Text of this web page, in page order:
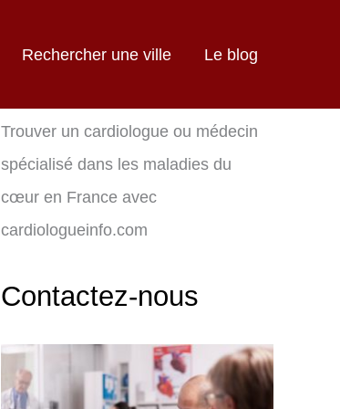
Rechercher une ville Le blog
Trouver un cardiologue ou médecin
spécialisé dans les maladies du
cœur en France avec
cardiologueinfo.com
Contactez-nous